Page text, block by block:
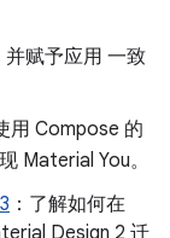
并赋予应用 一致
用 Compose 的
Material You。
：了解如何在
Design 2 迁